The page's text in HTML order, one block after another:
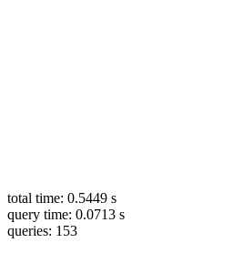
total time: 0.5449 s
query time: 0.0713 s
queries: 153